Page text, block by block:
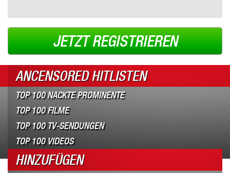
JETZT REGISTRIEREN
ANCENSORED HITLISTEN
TOP 100 NACKTE PROMINENTE
TOP 100 FILME
TOP 100 TV-SENDUNGEN
TOP 100 VIDEOS
HINZUFÜGEN